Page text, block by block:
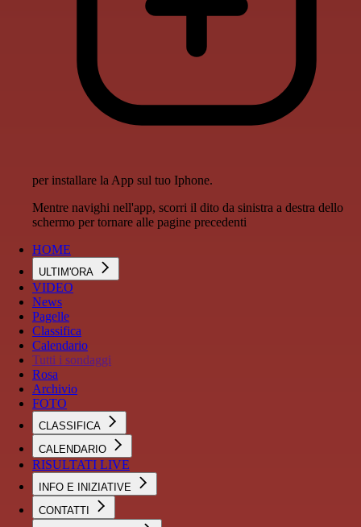
per installare la App sul tuo Iphone.
Mentre navighi nell'app, scorri il dito da sinistra a destra dello
schermo per tornare alle pagine precedenti
HOME
ULTIM'ORA
VIDEO
News
Pagelle
Classifica
Calendario
Tutti i sondaggi
Rosa
Archivio
FOTO
CLASSIFICA
CALENDARIO
RISULTATI LIVE
INFO E INIZIATIVE
CONTATTI